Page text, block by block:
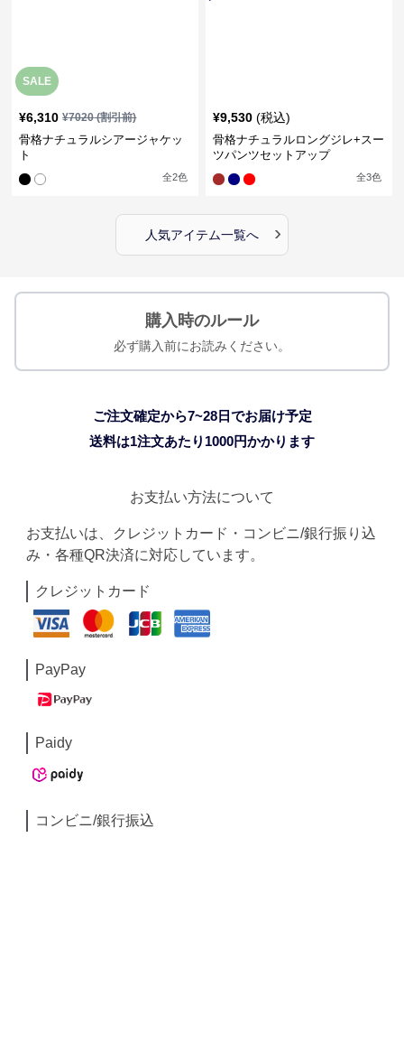
SALE
¥6,310 ¥7020(割引前)
骨格ナチュラルシアージャケッ
ト
全2色
¥9,530 (税込)
骨格ナチュラルロングジレ+スー
ツパンツセットアップ
全3色
人気アイテム一覧へ ›
購入時のルール
必ず購入前にお読みください。
ご注文確定から7~28日でお届け予定
送料は1注文あたり 1000円かかります
お支払い方法について
お支払いは、クレジットカード・コンビニ/銀行振り込
み・各種QR決済に対応しています。
クレジットカード
PayPay
Paidy
コンビニ/銀行振込